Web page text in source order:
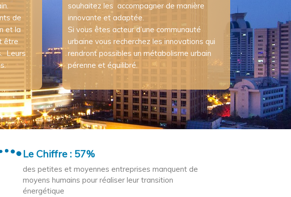
de
et la
être
Leurs
souhaitez les accompagner de manière
innovante et adaptée.
Si vous êtes acteur d’une communauté
urbaine vous recherchez les innovations qui
rendront possibles un métabolisme urbain
pérenne et équilibré.
Le Chiffre : 57%
des petites et moyennes entreprises manquent de
moyens humains pour réaliser leur transition
énergétique